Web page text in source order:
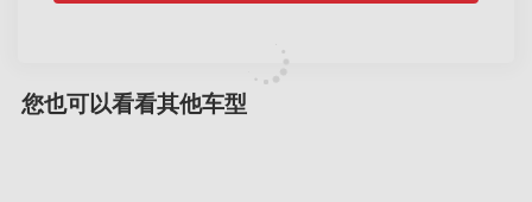
您也可以看看其他车型